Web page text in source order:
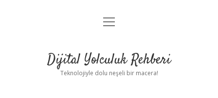
Anasayfa
Yasal Uyarı
menüyü
Dijital Yolculuk Rehberi
Teknolojiyle dolu neşeli bir macera!